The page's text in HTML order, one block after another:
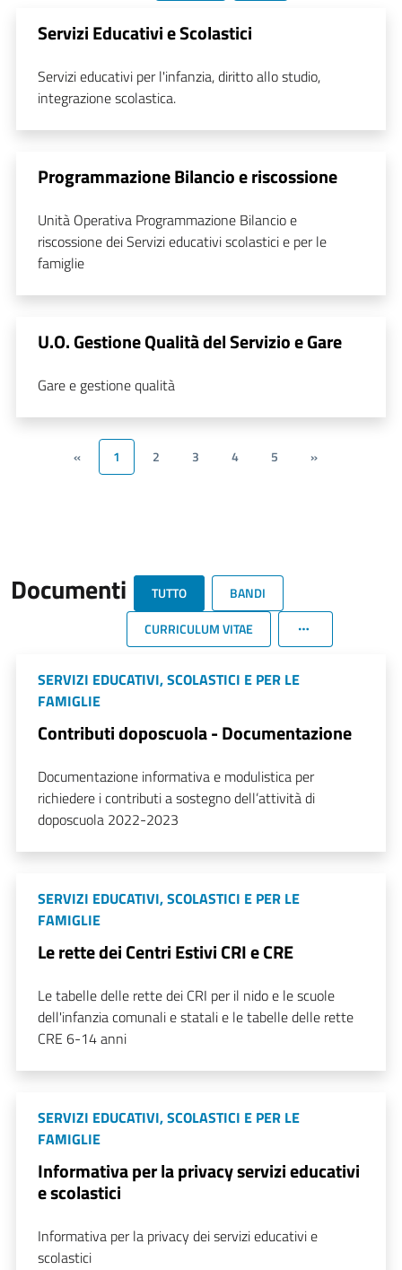
Servizi Educativi e Scolastici
Servizi educativi per l'infanzia, diritto allo studio,
integrazione scolastica.
Programmazione Bilancio e riscossione
Unità Operativa Programmazione Bilancio e
riscossione dei Servizi educativi scolastici e per le
famiglie
U.O. Gestione Qualità del Servizio e Gare
Gare e gestione qualità
« 1 2 3 4 5 »
Documenti TUTTO
BANDI
CURRICULUM VITAE
SERVIZI EDUCATIVI, SCOLASTICI E PER LE
FAMIGLIE
Contributi doposcuola - Documentazione
Documentazione informativa e modulistica per
richiedere i contributi a sostegno dell’attività di
doposcuola 2022-2023
SERVIZI EDUCATIVI, SCOLASTICI E PER LE
FAMIGLIE
Le rette dei Centri Estivi CRI e CRE
Le tabelle delle rette dei CRI per il nido e le scuole
dell'infanzia comunali e statali e le tabelle delle rette
CRE 6-14 anni
SERVIZI EDUCATIVI, SCOLASTICI E PER LE
FAMIGLIE
Informativa per la privacy servizi educativi
e scolastici
Informativa per la privacy dei servizi educativi e
scolastici